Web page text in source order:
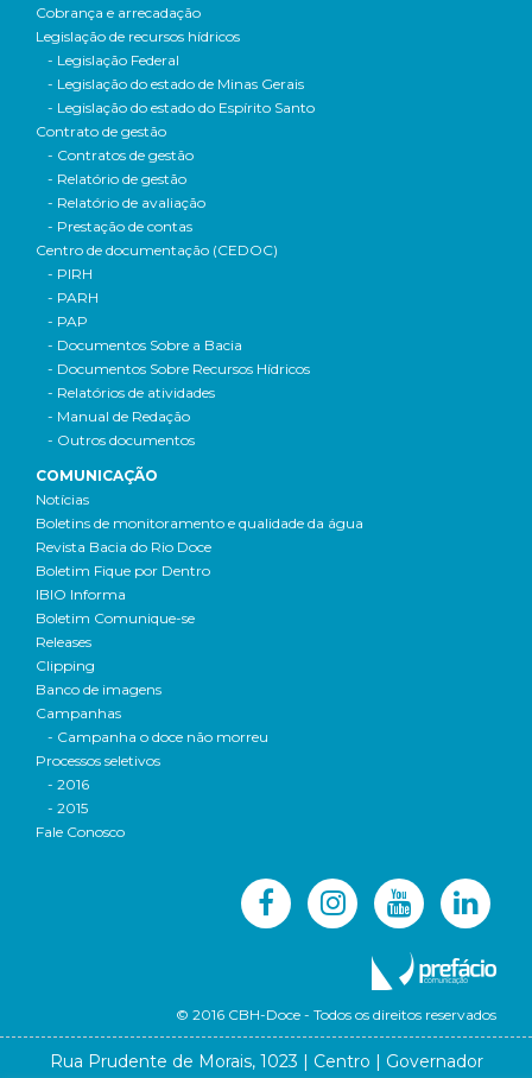
Cobrança e arrecadação
Legislação de recursos hídricos
- Legislação Federal
- Legislação do estado de Minas Gerais
- Legislação do estado do Espírito Santo
Contrato de gestão
- Contratos de gestão
- Relatório de gestão
- Relatório de avaliação
- Prestação de contas
Centro de documentação (CEDOC)
- PIRH
- PARH
- PAP
- Documentos Sobre a Bacia
- Documentos Sobre Recursos Hídricos
- Relatórios de atividades
- Manual de Redação
- Outros documentos
COMUNICAÇÃO
Notícias
Boletins de monitoramento e qualidade da água
Revista Bacia do Rio Doce
Boletim Fique por Dentro
IBIO Informa
Boletim Comunique-se
Releases
Clipping
Banco de imagens
Campanhas
- Campanha o doce não morreu
Processos seletivos
- 2016
- 2015
Fale Conosco
© 2016 CBH-Doce - Todos os direitos reservados
Rua Prudente de Morais, 1023 | Centro | Governador